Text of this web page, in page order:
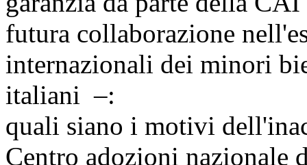
futura collaborazione
internazionali dei minori
italiani –:
quali siano i motivi
Centro adozioni nazionale